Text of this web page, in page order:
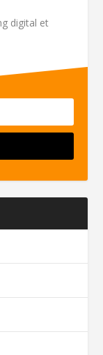
digital et